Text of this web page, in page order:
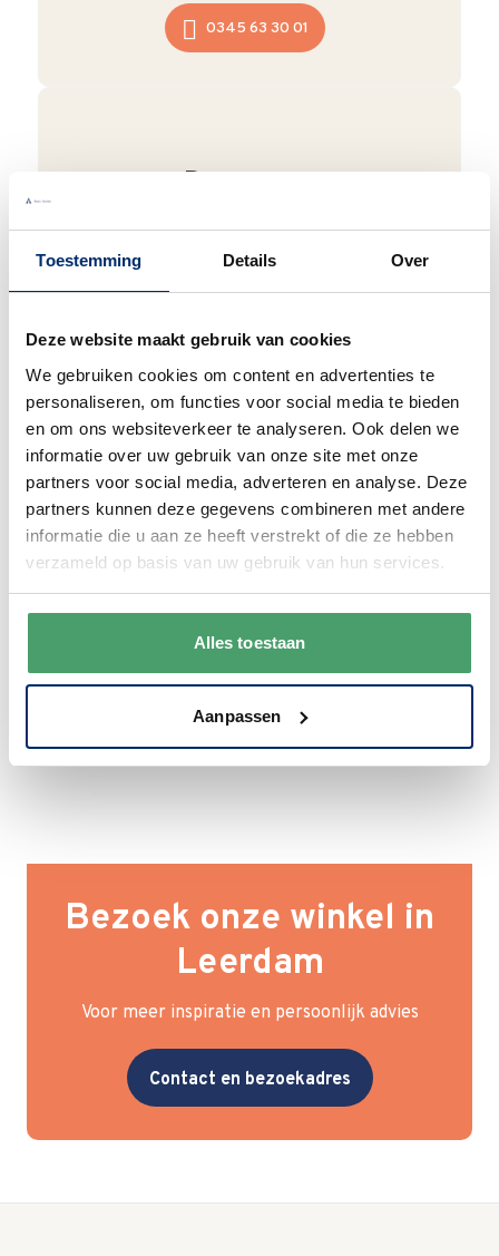
Toestemming Details Over
Deze website maakt gebruik van cookies
We gebruiken cookies om content en advertenties te
personaliseren, om functies voor social media te bieden
en om ons websiteverkeer te analyseren. Ook delen we
informatie over uw gebruik van onze site met onze
partners voor social media, adverteren en analyse. Deze
partners kunnen deze gegevens combineren met andere
informatie die u aan ze heeft verstrekt of die ze hebben
verzameld op basis van uw gebruik van hun services.
Alles toestaan
Aanpassen
0345 63 30 01
Duurzaam
en duurzaam met hergebruikt karton en
papier.
Goede waardering
We krijgen een goede waardering van Onze
klanten. 9+ gemiddeld.
Bezoek onze winkel in
Leerdam
Voor meer inspiratie en persoonlijk advies
Contact en bezoekadres